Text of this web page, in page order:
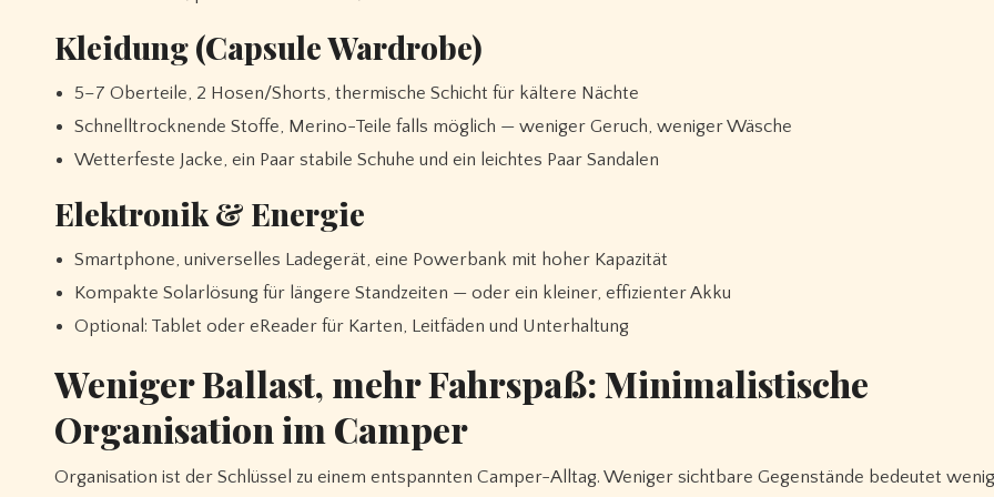
Kleidung (Capsule Wardrobe)
5–7 Oberteile, 2 Hosen/Shorts, thermische Schicht für kältere Nächte
Schnelltrocknende Stoffe, Merino-Teile falls möglich — weniger Geruch, weniger Wäsche
Wetterfeste Jacke, ein Paar stabile Schuhe und ein leichtes Paar Sandalen
Elektronik & Energie
Smartphone, universelles Ladegerät, eine Powerbank mit hoher Kapazität
Kompakte Solarlösung für längere Standzeiten — oder ein kleiner, effizienter Akku
Optional: Tablet oder eReader für Karten, Leitfäden und Unterhaltung
Weniger Ballast, mehr Fahrspaß: Minimalistische
Organisation im Camper
Organisation ist der Schlüssel zu einem entspannten Camper-Alltag. Weniger sichtbare Gegenstände bedeutet